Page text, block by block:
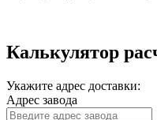
Калькулятор
Укажите адрес доставки:
Адрес завода